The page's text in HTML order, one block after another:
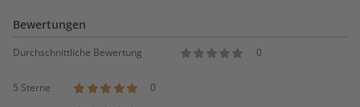
Bewertungen
Durchschnittliche Bewertung 0
5 Sterne
0